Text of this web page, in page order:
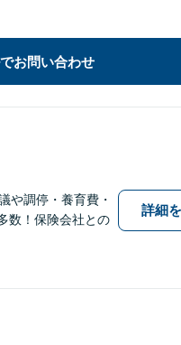
お問い合わせ
や調停・養育費・
数！保険会社との
詳細